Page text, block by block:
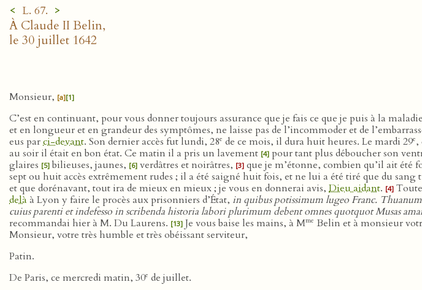
< L. 67. >
À Claude II Belin,
le 30 juillet 1642
Monsieur, [a][1]
C’est en continuant, pour vous donner toujours assurance que je fais ce que je puis à la
et en longueur et en grandeur des symptômes, ne laisse pas de l’incommoder et de
eus parci-devant. Son dernier accès fut lundi, 28e de ce mois, il dura huit heures. Le mardi 29e,
au soir il était en bon état. Ce matin il a pris un lavement [4] pour tant plus déboucher son
glaires [5] bilieuses, jaunes, [6] verdâtres et noirâtres, [3] que je m’étonne, combien qu’il ait été
sept ou huit accès extrêmement rudes ; il a été saigné huit fois, et ne lui a été tiré que du sang
et que dorénavant, tout ira de mieux en mieux ; je vous en donnerai avis, Dieu aidant. [4]
delà à Lyon y faire le procès aux prisonniers d’État, in quibus potissimum lugeo Franc.
cuius parenti et indefesso in scribenda historia labori plurimum debent omnes quotquot Musas
recommandai hier à M. Du Laurens. [13] Je vous baise les mains, à Mme Belin et à monsieur
Monsieur, votre très humble et très obéissant serviteur,
Patin.
De Paris, ce mercredi matin, 30e de juillet.